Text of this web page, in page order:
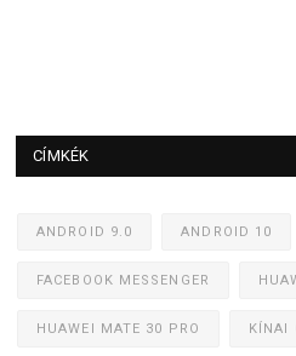
CÍMKÉK
ANDROID 9.0 ANDROID 10
FACEBOOK MESSENGER
HUAWEI MATE 30 PRO KÍNAI